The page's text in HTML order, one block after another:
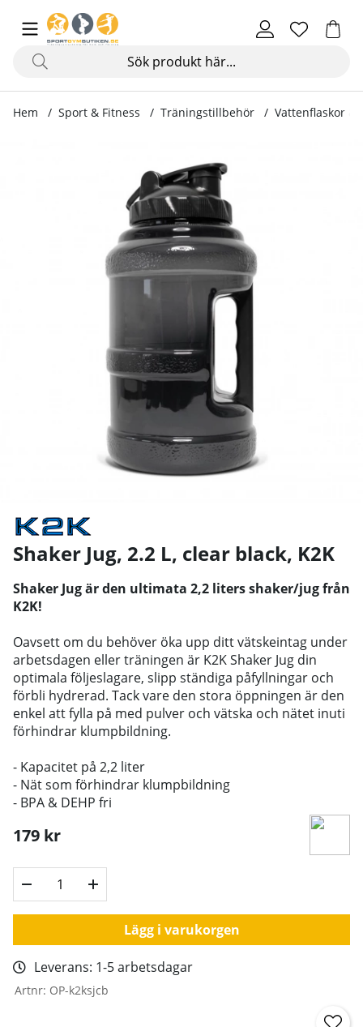
Hem Sport & Fitness Träningstillbehör Vattenflaskor &
Shaker Jug, 2.2 L, clear black, K2K
Shaker Jug är den ultimata 2,2 liters shaker/jug från
K2K!
Oavsett om du behöver öka upp ditt vätskeintag under
arbetsdagen eller träningen är K2K Shaker Jug din
optimala följeslagare, slipp ständiga påfyllningar och
förbli hydrerad. Tack vare den stora öppningen är den
enkel att fylla på med pulver och vätska och nätet inuti
förhindrar klumpbildning.
- Kapacitet på 2,2 liter
- Nät som förhindrar klumpbildning
- BPA & DEHP fri
179 kr
Lägg i varukorgen
Leverans: 1-5 arbetsdagar
Artnr: OP-k2ksjcb